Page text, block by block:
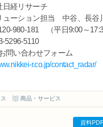
日経リサーチ
ューション担当 中谷、長谷
980-181 （平日9:00～
5296-5110
問い合わせフォーム
r.co.jp/contact_radar/
商品・サービス
資料